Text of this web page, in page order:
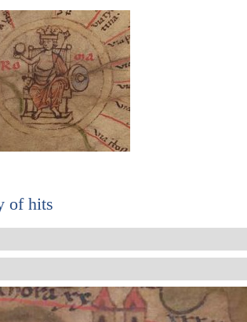
of hits